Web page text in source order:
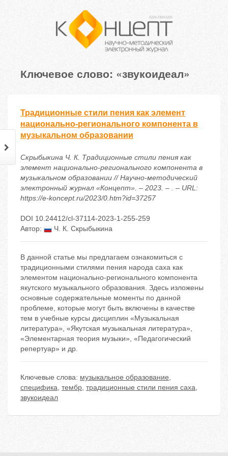
Ключевое слово: «звукоидеал»
Традиционные стили пения как элемент
национально-регионального компонента в
музыкальном образовании
Скрыбыкина Ч. К. Традиционные стили пения как
элемент национально-регионального компонента в
музыкальном образовании // Научно-методический
электронный журнал «Концепт». – 2023. – . – URL:
https://e-koncept.ru/2023/0.htm?id=37257
DOI 10.24412/cl-37114-2023-1-255-259
Автор:
Ч. К. Скрыбыкина
В данной статье мы предлагаем ознакомиться с
традиционными стилями пения народа саха как
элементом национально-регионального компонента
якутского музыкального образования. Здесь изложены
основные содержательные моменты по данной
проблеме, которые могут быть включены в качестве
тем в учебные курсы дисциплин «Музыкальная
литература», «Якутская музыкальная литература»,
«Элементарная теория музыки», «Педагогический
репертуар» и др.
Ключевые слова: музыкальное образование,
специфика, тембр, традиционные стили пения саха,
звукоидеал